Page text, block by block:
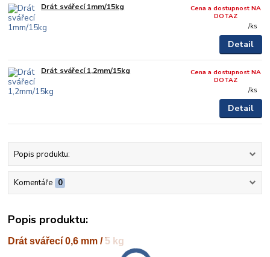
Drát svářecí 1mm/15kg
/ks
Cena a dostupnost NA
DOTAZ
Detail
Drát svářecí 1,2mm/15kg
/ks
Cena a dostupnost NA
DOTAZ
Detail
Popis produktu:
Komentáře 0
Popis produktu:
Drát svářecí 0,6 mm / 5 kg